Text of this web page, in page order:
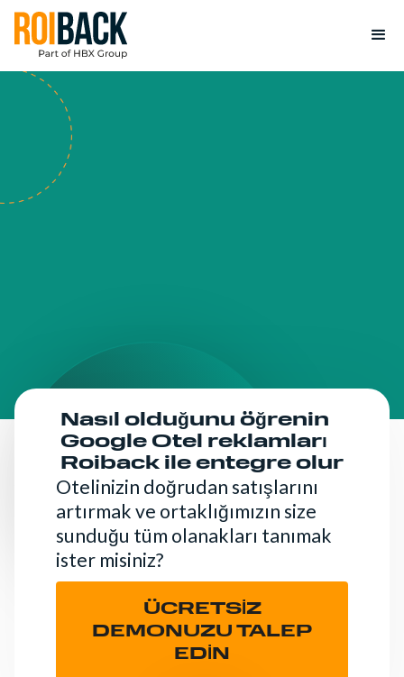
Nasıl olduğunu öğrenin
Google Otel reklamları
Roiback ile entegre olur
Otelinizin doğrudan satışlarını
artırmak ve ortaklığımızın size
sunduğu tüm olanakları tanımak
ister misiniz?
ÜCRETSİZ
DEMONUZU TALEP
EDİN